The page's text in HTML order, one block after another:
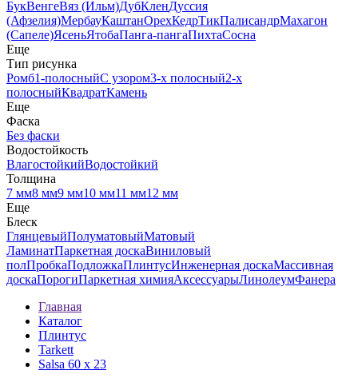
БукВенгеВяз (Ильм)ДубКленДуссия
(Афзелия)МербауКаштанОрехКедрТикПалисандрМахагон
(Сапеле)ЯсеньЯтобаПанга-пангаПихтаСосна
Еще
Тип рисунка
Ромб1-полосныйС узором3-х полосный2-х
полосныйКвадратКамень
Еще
Фаска
Без фаски
Водостойкость
ВлагостойкийВодостойкий
Толщина
7 мм8 мм9 мм10 мм11 мм12 мм
Еще
Блеск
ГлянцевыйПолуматовыйМатовый
ЛаминатПаркетная доскаВиниловый
полПробкаПодложкаПлинтусИнженерная доскаМассивная
доскаПорогиПаркетная химияАксессуарыЛинолеумФанера
Главная
Каталог
Плинтус
Tarkett
Salsa 60 х 23